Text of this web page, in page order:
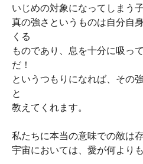
いじめの対象になってしまう
真の強さというものは自分自
くる
ものであり、息を十分に吸っ
だ！
というつもりになれば、その
と
教えてくれます。
私たちに本当の意味での敵は
宇宙においては、愛が何より